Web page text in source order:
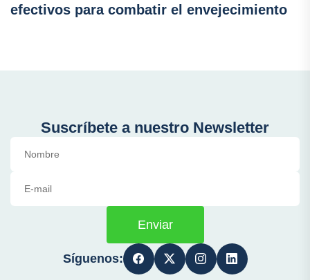
efectivos para combatir el envejecimiento
Suscríbete a nuestro Newsletter
Enviar
Síguenos: